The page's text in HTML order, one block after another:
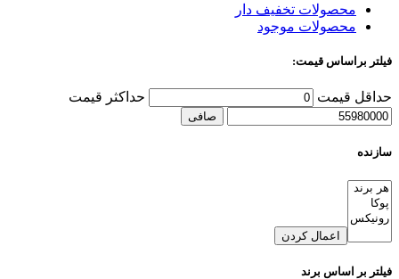
محصولات تخفیف دار
محصولات موجود
فیلتر براساس قیمت:
حداقل قیمت حداكثر قيمت
صافی
سازنده
اعمال کردن
فیلتر بر اساس برند